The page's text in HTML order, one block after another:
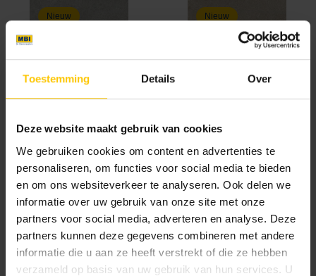
Toestemming Details Over
Deze website maakt gebruik van cookies
We gebruiken cookies om content en advertenties te
personaliseren, om functies voor social media te bieden
en om ons websiteverkeer te analyseren. Ook delen we
informatie over uw gebruik van onze site met onze
partners voor social media, adverteren en analyse. Deze
partners kunnen deze gegevens combineren met andere
informatie die u aan ze heeft verstrekt of die ze hebben
verzameld op basis van uw gebruik van hun services. U
Nieuw Nieuw
Nieuw
Safari